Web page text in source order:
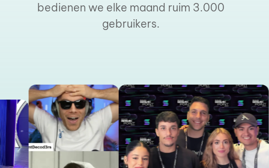
bedienen we elke maand ruim 3.000
gebruikers.